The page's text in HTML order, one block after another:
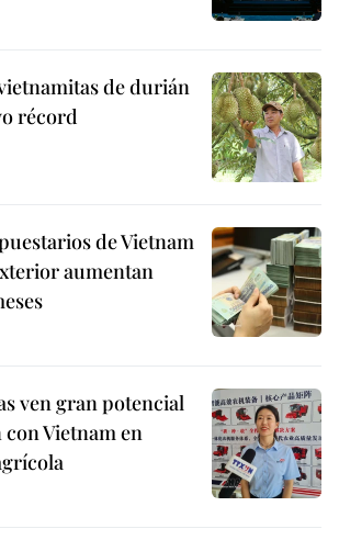
de durián
récord
de Vietnam
aumentan
ven gran potencial
Vietnam en